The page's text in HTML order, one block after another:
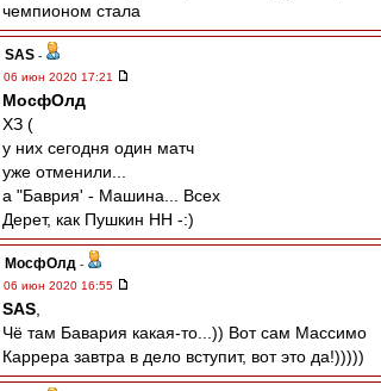
чемпионом стала
SAS -
06 июн 2020 17:21
МосфОлд
ХЗ (
у них сегодня один матч
уже отменили...
а "Баврия' - Машина... Всех
Дерет, как Пушкин НН -:)
МосфОлд -
06 июн 2020 16:55
SAS
Чё там Бавария какая-то...)) Вот сам Массимо
Каррера завтра в дело вступит, вот это да!)))))